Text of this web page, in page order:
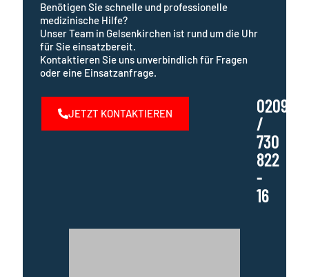
Benötigen Sie schnelle und professionelle
medizinische Hilfe?
Unser Team in Gelsenkirchen ist rund um die Uhr
für Sie einsatzbereit.
Kontaktieren Sie uns unverbindlich für Fragen
oder eine Einsatzanfrage.
JETZT KONTAKTIEREN
0209
/
730
822
-
16